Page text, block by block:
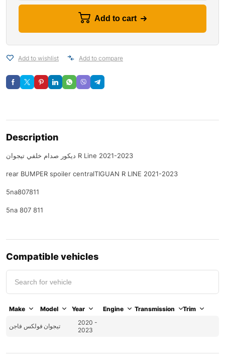
Add to cart
Add to wishlist Add to compare
Description
ديكور صدام خلفي تيجوان R Line 2021-2023
rear BUMPER spoiler centralTIGUAN R LINE 2021-2023
5na807811
5na 807 811
Compatible vehicles
Make Model Year Engine Transmission Trim
فولكس فاجن تيجوان
2020 -
2023